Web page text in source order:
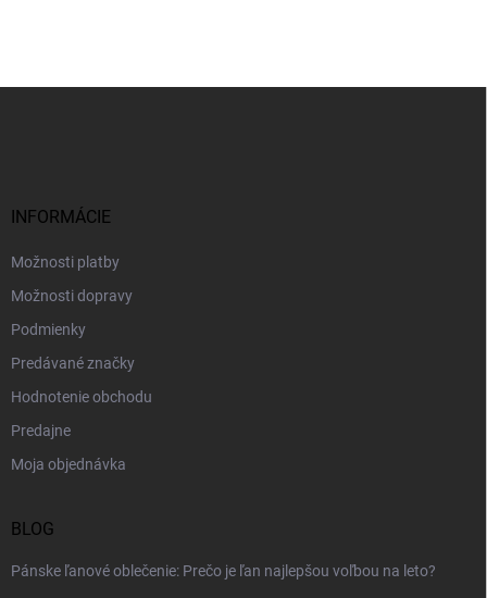
INFORMÁCIE
Možnosti platby
Možnosti dopravy
Podmienky
Predávané značky
Hodnotenie obchodu
Predajne
Moja objednávka
BLOG
Pánske ľanové oblečenie: Prečo je ľan najlepšou voľbou na leto?